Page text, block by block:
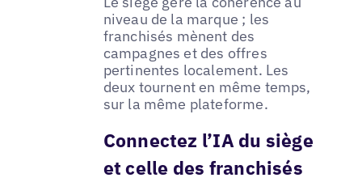
niveau de la marque ; les
franchisés mènent des
campagnes et des offres
pertinentes localement. Les
deux tournent en même temps,
sur la même plateforme.
Connectez l’IA du siège
et celle des franchisés